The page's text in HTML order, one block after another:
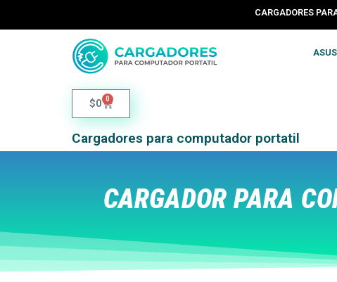
CARGADORES
ASUS
$0 0
Cargadores para computador portatil
CARGADOR PARA